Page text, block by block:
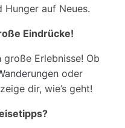
Hunger auf Neues.
Eindrücke!
große Erlebnisse! Ob
oder
dir, wie’s geht!